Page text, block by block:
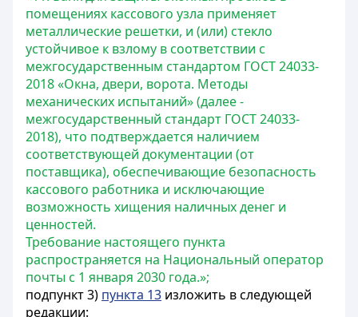
помещениях кассового узла применяет
металлические решетки, и (или) стекло
устойчивое к взлому в соответствии с
межгосударственным стандартом ГОСТ 24033-
2018 «Окна, двери, ворота. Методы
механических испытаний» (далее -
межгосударственный стандарт ГОСТ 24033-
2018), что подтверждается наличием
соответствующей документации (от
поставщика), обеспечивающие безопасность
кассового работника и исключающие
возможность хищения наличных денег и
ценностей.
Требование настоящего пункта
распространяется на Национальный оператор
почты с 1 января 2030 года.»;
подпункт 3) пункта 13 изложить в следующей
редакции: